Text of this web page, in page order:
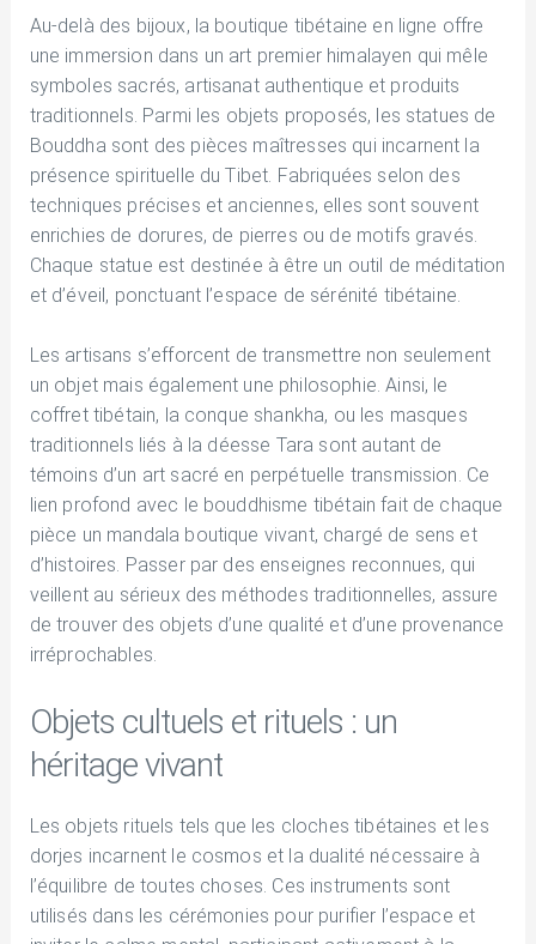
Au-delà des bijoux, la boutique tibétaine en ligne offre
une immersion dans un art premier himalayen qui mêle
symboles sacrés, artisanat authentique et produits
traditionnels. Parmi les objets proposés, les statues de
Bouddha sont des pièces maîtresses qui incarnent la
présence spirituelle du Tibet. Fabriquées selon des
techniques précises et anciennes, elles sont souvent
enrichies de dorures, de pierres ou de motifs gravés.
Chaque statue est destinée à être un outil de méditation
et d’éveil, ponctuant l’espace de sérénité tibétaine.
Les artisans s’efforcent de transmettre non seulement
un objet mais également une philosophie. Ainsi, le
coffret tibétain, la conque shankha, ou les masques
traditionnels liés à la déesse Tara sont autant de
témoins d’un art sacré en perpétuelle transmission. Ce
lien profond avec le bouddhisme tibétain fait de chaque
pièce un mandala boutique vivant, chargé de sens et
d’histoires. Passer par des enseignes reconnues, qui
veillent au sérieux des méthodes traditionnelles, assure
de trouver des objets d’une qualité et d’une provenance
irréprochables.
Objets cultuels et rituels : un
héritage vivant
Les objets rituels tels que les cloches tibétaines et les
dorjes incarnent le cosmos et la dualité nécessaire à
l’équilibre de toutes choses. Ces instruments sont
utilisés dans les cérémonies pour purifier l’espace et